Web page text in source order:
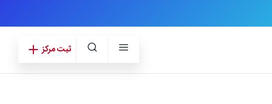
ثبت مرکز